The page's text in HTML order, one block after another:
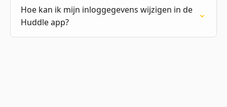
Hoe kan ik mijn inloggegevens wijzigen in de
Huddle app?